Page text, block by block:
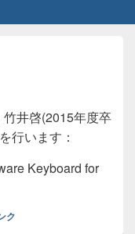
井啓(2015年度卒
行います：
Keyboard for
ク